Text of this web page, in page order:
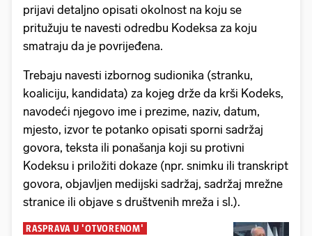
prijavi detaljno opisati okolnost na koju se
pritužuju te navesti odredbu Kodeksa za koju
smatraju da je povrijeđena.
Trebaju navesti izbornog sudionika (stranku,
koaliciju, kandidata) za kojeg drže da krši Kodeks,
navodeći njegovo ime i prezime, naziv, datum,
mjesto, izvor te potanko opisati sporni sadržaj
govora, teksta ili ponašanja koji su protivni
Kodeksu i priložiti dokaze (npr. snimku ili transkript
govora, objavljen medijski sadržaj, sadržaj mrežne
stranice ili objave s društvenih mreža i sl.).
RASPRAVA U 'OTVORENOM'